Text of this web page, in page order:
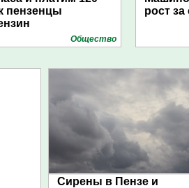
пензенцы
Общество
рост за
Сирены в Пензе и